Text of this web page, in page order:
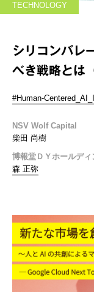
TECHNOLOGY
シリコンバレ
べき戦略とは
#Human-
NSV Wolf Capital
柴田 尚樹
博報堂ＤＹホールディ
森 正弥